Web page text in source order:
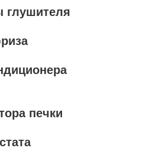
глушителя
печки